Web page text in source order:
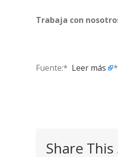
Trabaja con
Fuente:* ​ Leer más *
Share